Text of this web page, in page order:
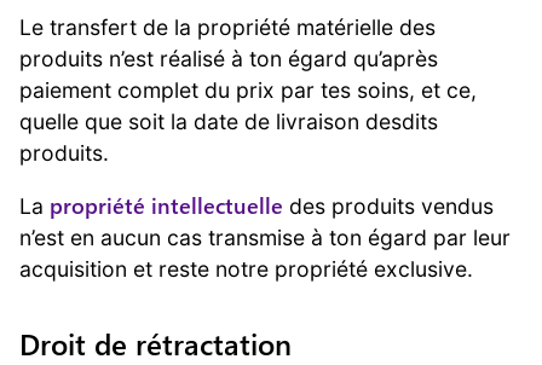
Le transfert de la propriété matérielle des
produits n’est réalisé à ton égard qu’après
paiement complet du prix par tes soins, et ce,
quelle que soit la date de livraison desdits
produits.
La propriété intellectuelle des produits vendus
n’est en aucun cas transmise à ton égard par leur
acquisition et reste notre propriété exclusive.
Droit de rétractation